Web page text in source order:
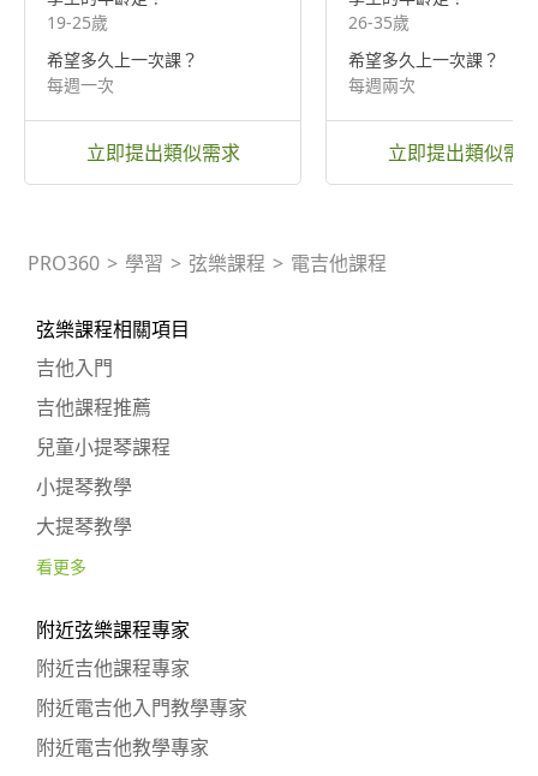
19-25歲
希望多久上一次課？
每週一次
立即提出類似需求
26-35歲
希望多久上一次課？
每週兩次
立即提出類似需
PRO360 > 學習 > 弦樂課程 > 電吉他課程
弦樂課程相關項目
吉他入門
吉他課程推薦
兒童小提琴課程
小提琴教學
大提琴教學
看更多
附近弦樂課程專家
附近吉他課程專家
附近電吉他入門教學專家
附近電吉他教學專家